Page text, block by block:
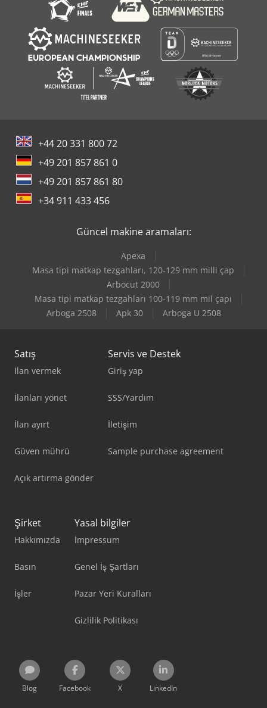
+44 20 331 800 72
+49 201 857 861 0
+49 201 857 861 80
+34 911 433 456
Güncel makine aramaları:
Apexa
Masa tipi matkap tezgahları, 120-129 mm milli çap
Arbocut 2000
Masa tipi matkap tezgahları 100-119 mm mil çapı
Arboga 2508
Apk 30 Arboga U 2508
Satış
İlan vermek
İlanları yönet
İlan ayırt
Güven mührü
Açık artırma gönder
Servis ve Destek
Giriş yap
SSS/Yardım
İletişim
Sample purchase agreement
Şirket
Hakkımızda
Basın
İşler
Yasal bilgiler
İmpressum
Genel İş Şartları
Pazar Yeri Kuralları
Gizlilik Politikası
Blog Facebook X LinkedIn